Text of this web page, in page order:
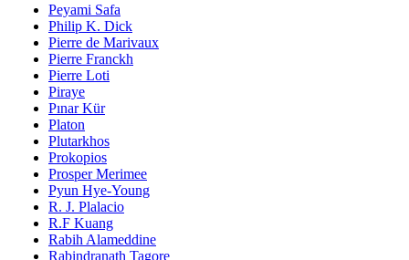
Peyami Safa
Philip K. Dick
Pierre de Marivaux
Pierre Franckh
Pierre Loti
Piraye
Pınar Kür
Platon
Plutarkhos
Prokopios
Prosper Merimee
Pyun Hye-Young
R. J. Plalacio
R.F Kuang
Rabih Alameddine
Rabindranath Tagore